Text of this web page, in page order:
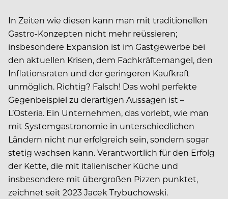
In Zeiten wie diesen kann man mit traditionellen
Gastro-Konzepten nicht mehr reüssieren;
insbesondere Expansion ist im Gastgewerbe bei
den aktuellen Krisen, dem Fachkräftemangel, den
Inflationsraten und der geringeren Kaufkraft
unmöglich. Richtig? Falsch! Das wohl perfekte
Gegenbeispiel zu derartigen Aussagen ist –
L’Osteria. Ein Unternehmen, das vorlebt, wie man
mit Systemgas­tronomie in unterschiedlichen
Ländern nicht nur erfolgreich sein, sondern sogar
stetig wachsen kann. Verantwortlich für den Erfolg
der Kette, die mit italienischer Küche und
insbesondere mit übergroßen Pizzen punktet,
zeichnet seit 2023 Jacek Trybuchowski.